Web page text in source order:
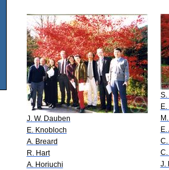
J. W. Dauben
E. Knobloch
A. Breard
R. Hart
A. Horiuchi
S.
E.
J.